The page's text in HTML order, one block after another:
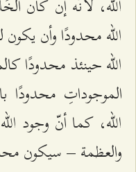
الله محدودًا وأن
الله حينئذ محدودًا
الموجوداتِ
الله، كما أنّ وجود
والعظمة – سيكون